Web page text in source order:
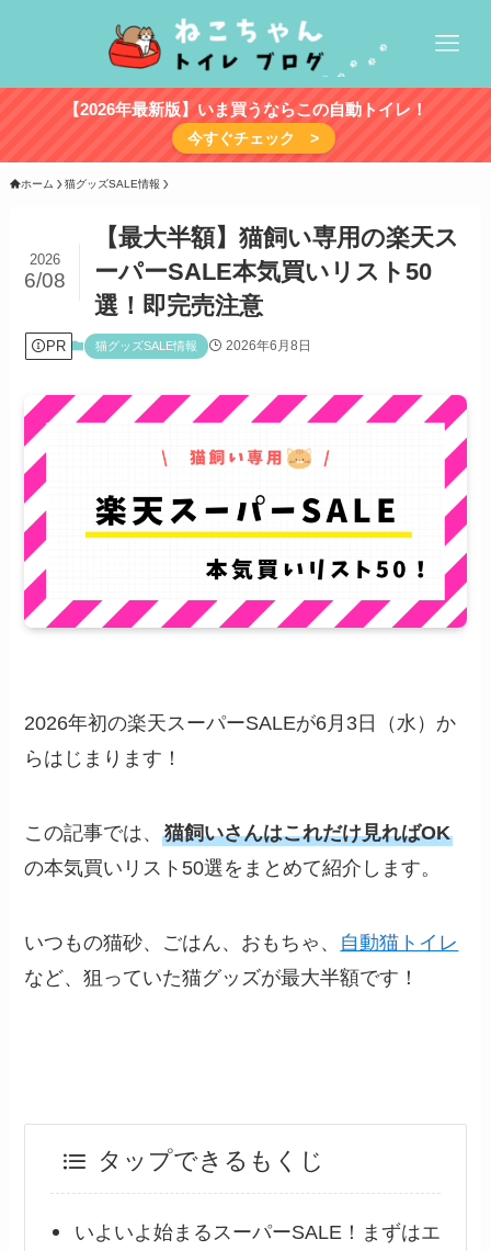
【2026年最新版】いま買うならこの自動トイレ！
今すぐチェック >
ホーム 猫グッズSALE情報
【最大半額】猫飼い専用の楽天ス
ーパーSALE本気買いリスト50
選！即完売注意
2026
6/08
PR 猫グッズSALE情報 2026年6月8日
2026年初の楽天スーパーSALEが6月3日（水）か
らはじまります！
この記事では、猫飼いさんはこれだけ見ればOK
の本気買いリスト50選をまとめて紹介します。
いつもの猫砂、ごはん、おもちゃ、 自動猫トイレ
など、狙っていた猫グッズが最大半額です！
タップできるもくじ
いよいよ始まるスーパーSALE！まずはエ